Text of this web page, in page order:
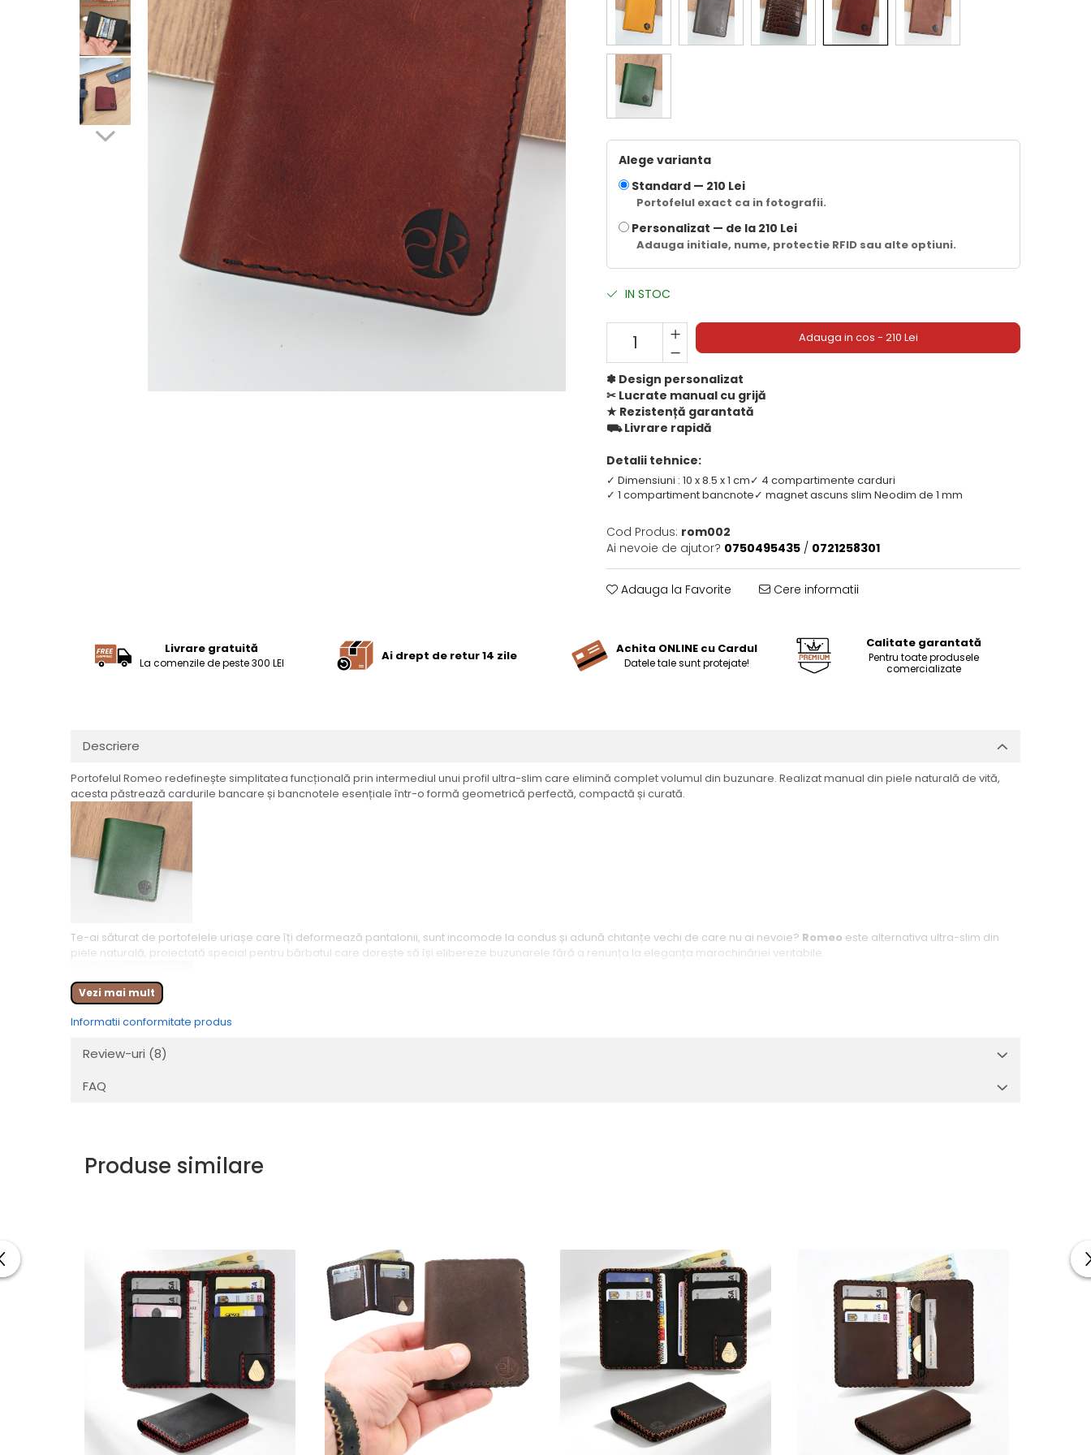
Alege varianta
Standard — 210 Lei
Portofelul exact ca in fotografii.
Personalizat — de la 210 Lei
Adauga initiale, nume, protectie RFID sau alte optiuni.
IN STOC
Adauga in cos - 210 Lei
✽ Design personalizat
✂︎ Lucrate manual cu grijă
★ Rezistență garantată
⛟ Livrare rapidă
Detalii tehnice:
✓ Dimensiuni : 10 x 8.5 x 1 cm✓ 4 compartimente carduri
✓ 1 compartiment bancnote✓ magnet ascuns slim Neodim de 1 mm
Cod Produs: rom002
Ai nevoie de ajutor? 0750495435 / 0721258301
Adauga la Favorite Cere informatii
Livrare gratuită
La comenzile de peste 300 LEI Ai drept de retur 14 zile Achita ONLINE cu Cardul
Datele tale sunt protejate!
Calitate garantată
Pentru toate produsele
comercializate
Descriere
Portofelul Romeo redefinește simplitatea funcțională prin intermediul unui profil ultra-slim care elimină complet volumul din buzunare. Realizat manual din piele naturală de vită,
acesta păstrează cardurile bancare și bancnotele esențiale într-o formă geometrică perfectă, compactă și curată.
Te-ai săturat de portofelele uriașe care îți deformează pantalonii, sunt incomode la condus și adună chitanțe vechi de care nu ai nevoie? Romeo este alternativa ultra-slim din
piele naturală, proiectată special pentru bărbatul care dorește să își elibereze buzunarele fără a renunța la eleganța marochinăriei veritabile.
Modelul Romeo este un portofel de tip cardholder/minimalist, tăiat și asamblat manual în atelierul nostru. Acesta se adresează celor care folosesc în principal cardurile bancare și
Investiția în Romeo înseamnă tranziția către un stil de viață organizat și rafinat. Fabricat integral din piele de vită densă și rezistentă, portofelul nu se va coji și nu se va destrăma
precum cele din înlocuitori sintetici. Pielea naturală preia amprenta modului tău de viață și dezvoltă în timp o patină superbă, păstrând cardurile în deplină siguranță și conferind o
satisfacție tactilă deosebită la fiecare atingere. Este un accesoriu clasic, masculin și extrem de durabil.
Vezi mai mult
Informatii conformitate produs
Review-uri (8)
FAQ
Produse similare